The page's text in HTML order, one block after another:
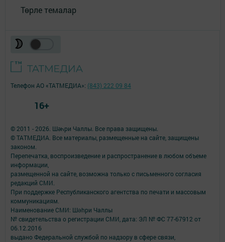
Төрле темалар
© 2011 - 2026. Шәһри Чаллы. Все права защищены.
© ТАТМЕДИА. Все материалы, размещенные на сайте, защищены
законом.
Перепечатка, воспроизведение и распространение в любом объеме
информации,
размещенной на сайте, возможна только с письменного согласия
редакций СМИ.
При поддержке Республиканского агентства по печати и массовым
коммуникациям.
Наименование СМИ: Шəhри Чаллы
№ свидетельства о регистрации СМИ, дата: ЭЛ № ФС 77-67912 от
06.12.2016
выдано Федеральной службой по надзору в сфере связи,
Телефон АО «ТАТМЕДИА»: (843) 222 09 84
16+